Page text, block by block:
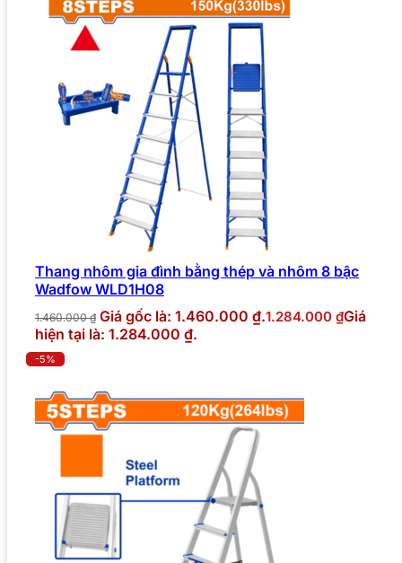
Thang nhôm gia đình bằng thép và nhôm 8 bậc
Wadfow WLD1H08
1.460.000₫ Giá gốc là: 1.460.000 ₫.1.284.000 ₫Giá
hiện tại là: 1.284.000 ₫.
-5%